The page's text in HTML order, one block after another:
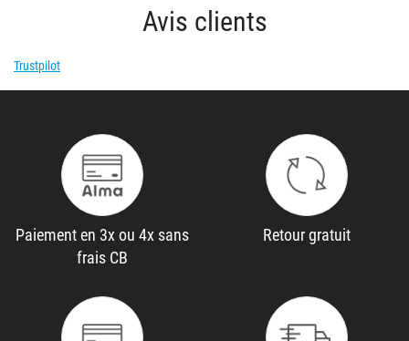
Avis clients
Trustpilot
Paiement en 3x ou 4x sans
frais CB
Retour gratuit